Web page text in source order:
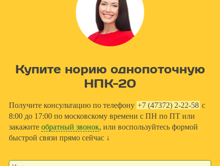
Купите норию однопоточную
НПК-20
Получите консультацию по телефону +7 (47372) 2-22-58 с
8:00 до 17:00 по московскому времени с ПН по ПТ или
закажите обратный звонок, или воспользуйтесь формой
быстрой связи прямо сейчас ↓